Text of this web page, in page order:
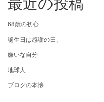
68歳の初心
誕生日は感謝の日。
嫌いな自分
地球人
ブログの本懐